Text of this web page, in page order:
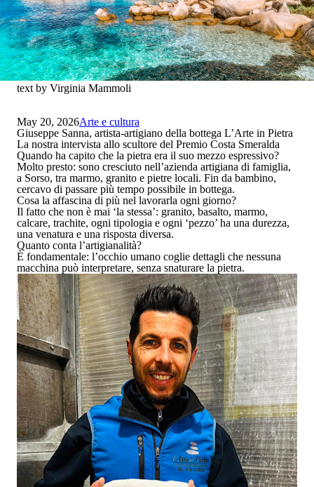
text by Virginia Mammoli
May 20, 2026Arte e cultura
Giuseppe Sanna, artista-artigiano della bottega L’Arte in Pietra
La nostra intervista allo scultore del Premio Costa Smeralda
Quando ha capito che la pietra era il suo mezzo espressivo?
Molto presto: sono cresciuto nell’azienda artigiana di famiglia,
a Sorso, tra marmo, granito e pietre locali. Fin da bambino,
cercavo di passare più tempo possibile in bottega.
Cosa la affascina di più nel lavorarla ogni giorno?
Il fatto che non è mai ‘la stessa’: granito, basalto, marmo,
calcare, trachite, ogni tipologia e ogni ‘pezzo’ ha una durezza,
una venatura e una risposta diversa.
Quanto conta l’artigianalità?
È fondamentale: l’occhio umano coglie dettagli che nessuna
macchina può interpretare, senza snaturare la pietra.